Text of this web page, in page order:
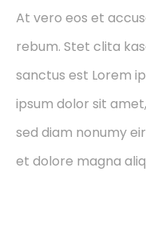
At vero eos et
rebum. Stet clita
sanctus est Lorem
ipsum dolor sit
sed diam nonumy
et dolore magna